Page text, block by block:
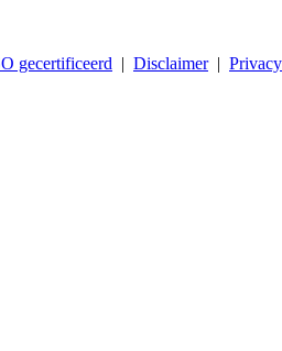
gecertificeerd | Disclaimer|